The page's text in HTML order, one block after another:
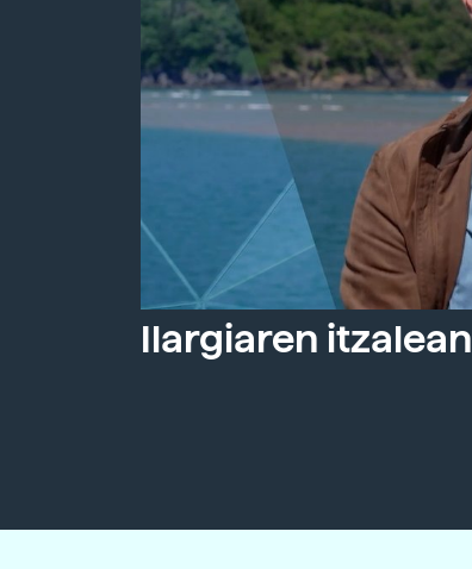
Ilargiaren itzalean